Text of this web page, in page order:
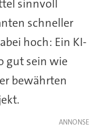
sinnvoll
schneller
hoch: Ein KI-
gut sein wie
bewährten